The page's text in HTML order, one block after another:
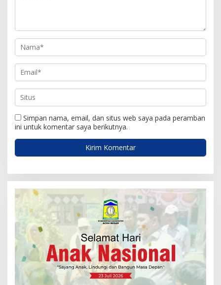
Simpan nama, email, dan situs web saya pada peramban
ini untuk komentar saya berikutnya.